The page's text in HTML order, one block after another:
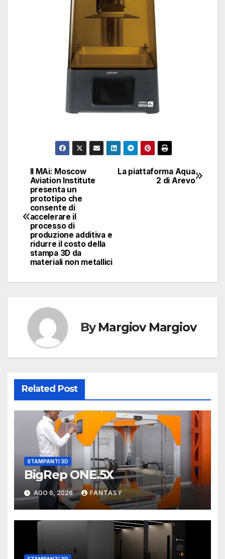
Navigazione
articoli
La piattaforma Aqua
2 di Arevo
Il MAi: Moscow
Aviation Institute
presenta un
prototipo che
consente di
accelerare il
processo di
produzione additiva e
ridurre il costo della
stampa 3D da
materiali non metallici
ByMargiov Margiov
Related Post
STAMPANTI 3D
BigRep ONE.5X
AGO 6, 2026 FANTASY